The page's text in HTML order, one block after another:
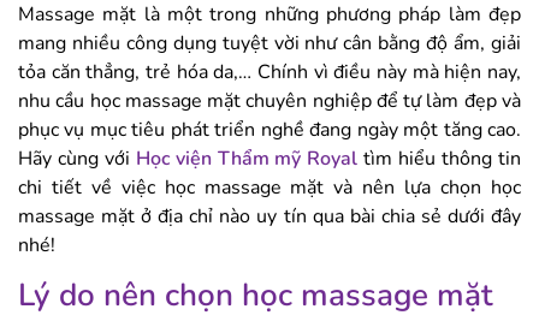
Massage mặt là một trong những phương pháp làm đẹp
mang nhiều công dụng tuyệt vời như cân bằng độ ẩm, giải
tỏa căn thẳng, trẻ hóa da,… Chính vì điều này mà hiện nay,
nhu cầu học massage mặt chuyên nghiệp để tự làm đẹp và
phục vụ mục tiêu phát triển nghề đang ngày một tăng cao.
Hãy cùng với Học viện Thẩm mỹ Royal tìm hiểu thông tin
chi tiết về việc học massage mặt và nên lựa chọn học
massage mặt ở địa chỉ nào uy tín qua bài chia sẻ dưới đây
nhé!
Lý do nên chọn học massage mặt